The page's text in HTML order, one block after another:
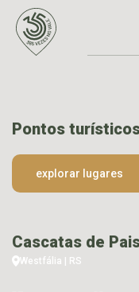
Pontos
explorar lugares
Cascatas de
Westfália | RS